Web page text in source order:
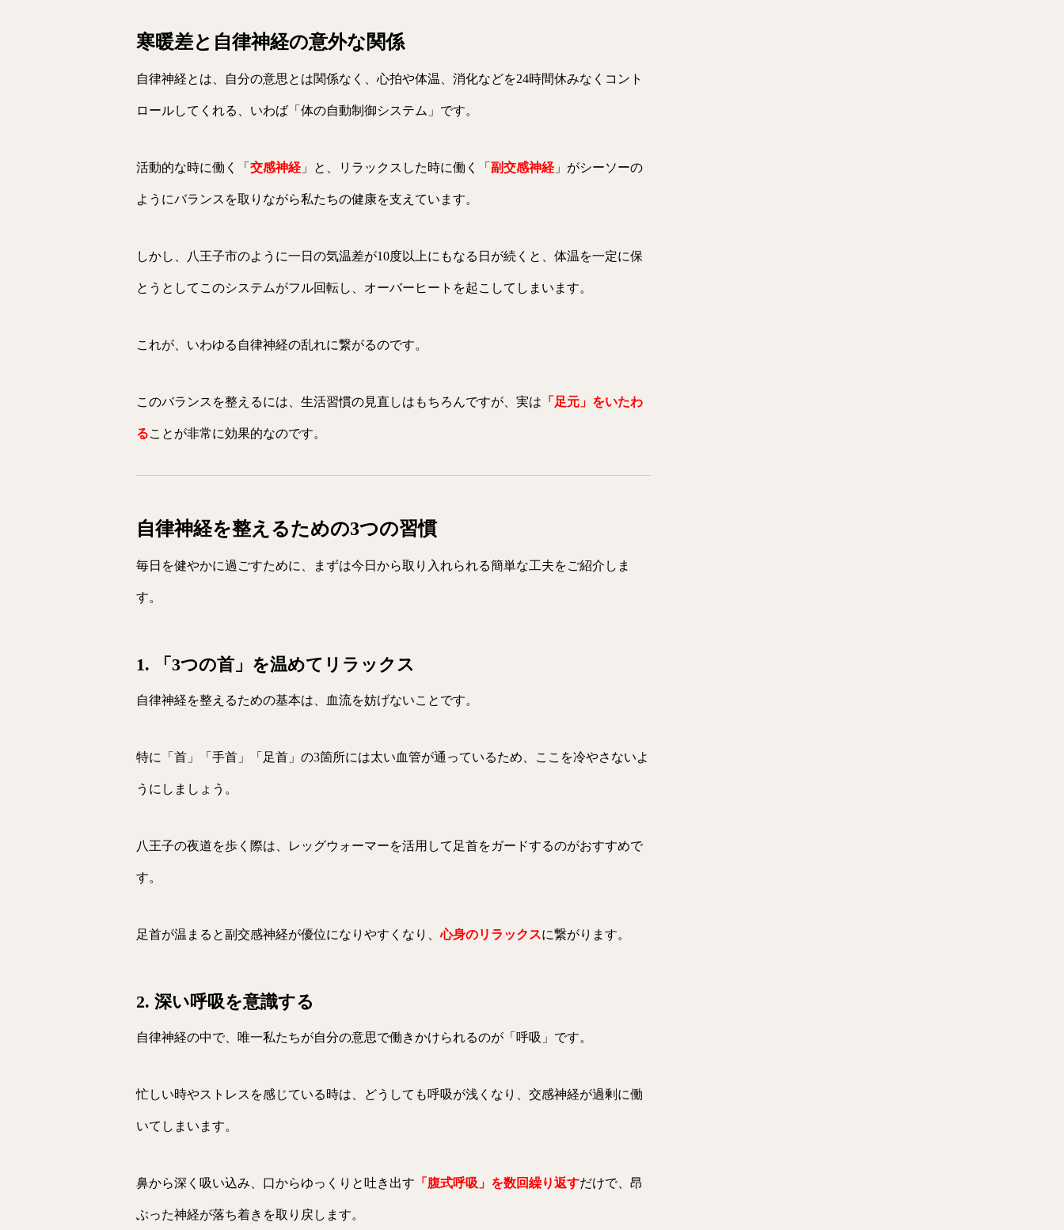
寒暖差と自律神経の意外な関係
自律神経とは、自分の意思とは関係なく、心拍や体温、消化などを24時間休みなくコント
ロールしてくれる、いわば「体の自動制御システム」です。
活動的な時に働く「 交感神経 」と、リラックスした時に働く「 副交感神経 」がシーソーの
ようにバランスを取りながら私たちの健康を支えています。
しかし、八王子市のように一日の気温差が10度以上にもなる日が続くと、体温を一定に保
とうとしてこのシステムがフル回転し、オーバーヒートを起こしてしまいます。
これが、いわゆる自律神経の乱れに繋がるのです。
このバランスを整えるには、生活習慣の見直しはもちろんですが、実は 「足元」をいたわ
ることが非常に効果的なのです。
自律神経を整えるための3つの習慣
毎日を健やかに過ごすために、まずは今日から取り入れられる簡単な工夫をご紹介しま
す。
1. 「3つの首」を温めてリラックス
自律神経を整えるための基本は、血流を妨げないことです。
特に「首」「手首」「足首」の3箇所には太い血管が通っているため、ここを冷やさないよ
うにしましょう。
八王子の夜道を歩く際は、レッグウォーマーを活用して足首をガードするのがおすすめで
す。
足首が温まると副交感神経が優位になりやすくなり、心身のリラックスに繋がります。
2. 深い呼吸を意識する
自律神経の中で、唯一私たちが自分の意思で働きかけられるのが「呼吸」です。
忙しい時やストレスを感じている時は、どうしても呼吸が浅くなり、交感神経が過剰に働
いてしまいます。
鼻から深く吸い込み、口からゆっくりと吐き出す 「腹式呼吸」を数回繰り返すだけで、昂
ぶった神経が落ち着きを取り戻します。